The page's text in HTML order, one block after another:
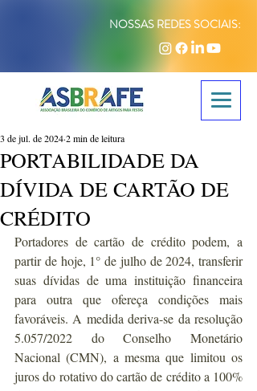
NOSSAS REDES SOCIAIS:
PORTABILIDADE DA
DÍVIDA DE CARTÃO DE
CRÉDITO
3 de jul. de 20242 min de leitura
Portadores de cartão de crédito podem, a
partir de hoje, 1° de julho de 2024, transferir
suas dívidas de uma instituição financeira
para outra que ofereça condições mais
favoráveis. A medida deriva-se da resolução
5.057/2022 do Conselho Monetário
Nacional (CMN), a mesma que limitou os
juros do rotativo do cartão de crédito a 100%